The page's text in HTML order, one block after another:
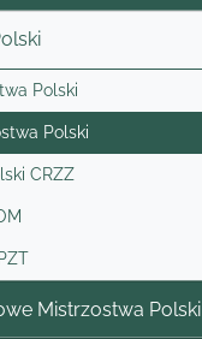
Polski
Polski
CRZZ
Mistrzostwa Polski